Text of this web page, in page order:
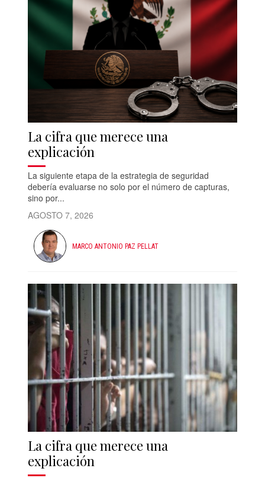
La cifra que merece una
explicación
La siguiente etapa de la estrategia de seguridad
debería evaluarse no solo por el número de capturas,
sino por...
AGOSTO 7, 2026
MARCO ANTONIO PAZ PELLAT
La cifra que merece una
explicación